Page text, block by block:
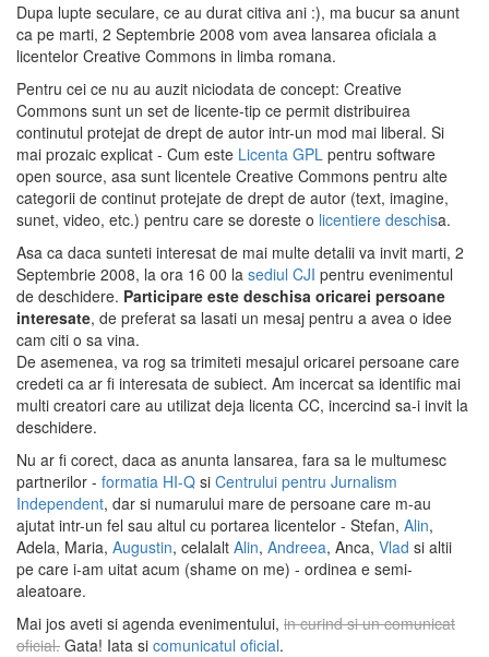
Dupa lupte seculare, ce au durat citiva ani :), ma bucur sa anunt
ca pe marti, 2 Septembrie 2008 vom avea lansarea oficiala a
licentelor Creative Commons in limba romana.
Pentru cei ce nu au auzit niciodata de concept: Creative
Commons sunt un set de licente-tip ce permit distribuirea
continutul protejat de drept de autor intr-un mod mai liberal. Si
mai prozaic explicat - Cum este Licenta GPL pentru software
open source, asa sunt licentele Creative Commons pentru alte
categorii de continut protejate de drept de autor (text, imagine,
sunet, video, etc.) pentru care se doreste o licentiere deschisa.
Asa ca daca sunteti interesat de mai multe detalii va invit marti, 2
Septembrie 2008, la ora 16 00 la sediul CJI pentru evenimentul
de deschidere. Participare este deschisa oricarei persoane
interesate, de preferat sa lasati un mesaj pentru a avea o idee
cam citi o sa vina.
De asemenea, va rog sa trimiteti mesajul oricarei persoane care
credeti ca ar fi interesata de subiect. Am incercat sa identific mai
multi creatori care au utilizat deja licenta CC, incercind sa-i invit la
deschidere.
Nu ar fi corect, daca as anunta lansarea, fara sa le multumesc
partnerilor - formatia HI-Q si Centrului pentru Jurnalism
Independent, dar si numarului mare de persoane care m-au
ajutat intr-un fel sau altul cu portarea licentelor - Stefan, Alin,
Adela, Maria, Augustin, celalalt Alin, Andreea, Anca, Vlad si altii
pe care i-am uitat acum (shame on me) - ordinea e semi-
aleatoare.
Mai jos aveti si agenda evenimentului, in curind si un comunicat
oficial. Gata! Iata si comunicatul oficial.